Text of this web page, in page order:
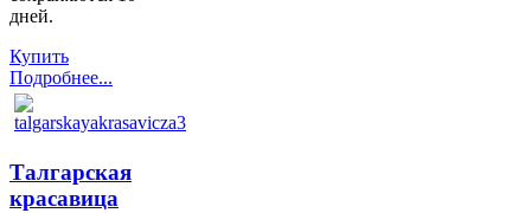
дней.
Купить
Подробнее...
Талгарская
красавица